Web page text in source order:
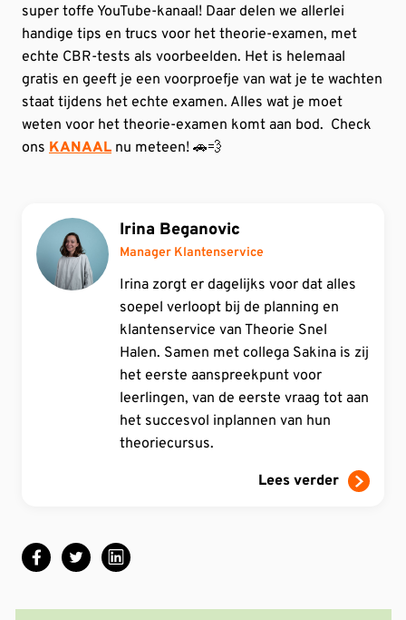
super toffe YouTube-kanaal! Daar delen we allerlei
handige tips en trucs voor het theorie-examen, met
echte CBR-tests als voorbeelden. Het is helemaal
gratis en geeft je een voorproefje van wat je te wachten
staat tijdens het echte examen. Alles wat je moet
weten voor het theorie-examen komt aan bod. Check
ons KANAAL nu meteen! 🚗💨
Irina Beganovic
Manager Klantenservice
Irina zorgt er dagelijks voor dat alles
soepel verloopt bij de planning en
klantenservice van Theorie Snel
Halen. Samen met collega Sakina is zij
het eerste aanspreekpunt voor
leerlingen, van de eerste vraag tot aan
het succesvol inplannen van hun
theoriecursus.
Lees verder